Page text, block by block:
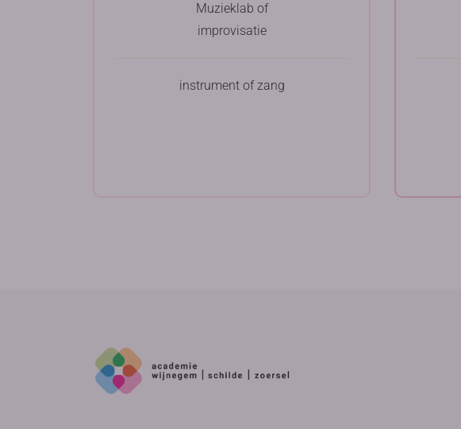
Muzieklab of
improvisatie
instrument of zang